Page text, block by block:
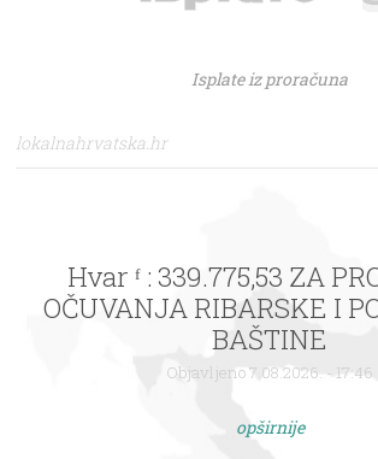
Isplate iz proračuna
lokalnahrvatska.hr
Hvar ᶠ : 339.775,53 ZA
OČUVANJA RIBARSKE I
BAŠTINE
Objavljeno 7.08.2026. - 17:46
opširnije